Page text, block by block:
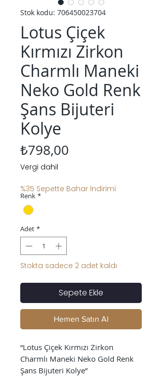
Stok kodu: 706450023704
Lotus Çiçek
Kırmızı Zirkon
Charmlı Maneki
Neko Gold Renk
Şans Bijuteri
Kolye
₺798,00
Vergi dahil
%35 Sepette Bahar İndirimi
Renk *
Adet *
Stokta sadece 2 adet kaldı
Sepete Ekle
Hemen Satın Al
“Lotus Çiçek Kırmızı Zirkon
Charmlı Maneki Neko Gold Renk
Şans Bijuteri Kolye”